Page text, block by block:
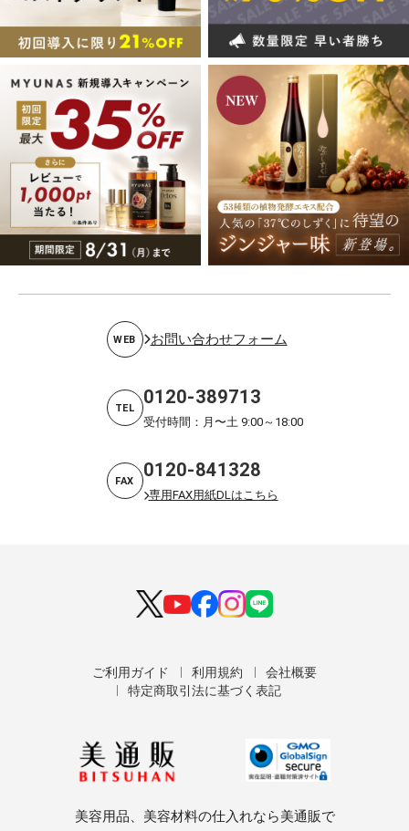
WEB お問い合わせフォーム
TEL 0120-389713
受付時間：月〜土 9:00～18:00
FAX 0120-841328
専用FAX用紙DLはこちら
ご利用ガイド 利用規約
会社概要
特定商取引法に基づく表記
美容用品、美容材料の仕入れなら美通販で